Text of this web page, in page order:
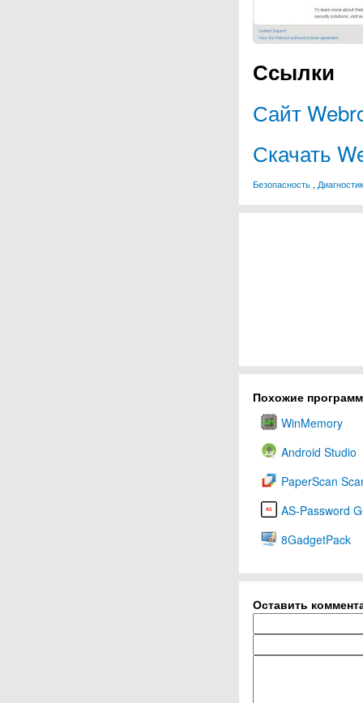
Ссылки
Сайт
Скачать
Безопасность ,
Похожие
WinMemory
Android Studio
PaperScan
AS-Password
8GadgetPack
Оставить